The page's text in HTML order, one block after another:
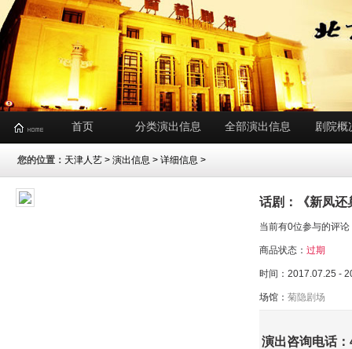
首页 分类演出信息 全部演出信息 剧院概
您的位置： 天津人艺 > 演出信息 > 详细信息 >
话剧：《新凤还
当前有0位参与的评论
商品状态： 过期
时间：2017.07.25 -
场馆： 菊隐剧场
演出咨询电话